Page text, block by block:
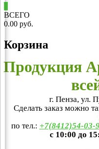
ВСЕГО
0.00 руб.
Корзина
Продукция
г. Пенза, ул.
Сделать заказ можно
по тел.: +7(8412)54-03-
с 10:00 до